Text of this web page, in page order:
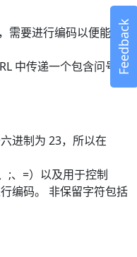
需要进行编码以便能够
中传递一个包含问号 ?
进制为 23，所以在
;、=）以及用于控制
编码。 非保留字符包括
Feedback